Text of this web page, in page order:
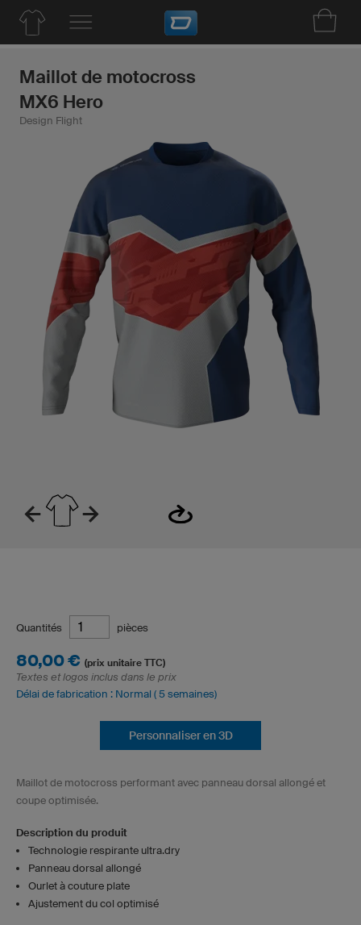
Maillot de motocross
MX6 Hero
Design Flight
Quantités pièces
80,00 € (prix unitaire TTC)
Textes et logos inclus dans le prix
Délai de fabrication : Normal ( 5 semaines)
Personnaliser en 3D
Maillot de motocross performant avec panneau dorsal allongé et
coupe optimisée.
Description du produit
Technologie respirante ultra.dry
Panneau dorsal allongé
Ourlet à couture plate
Ajustement du col optimisé